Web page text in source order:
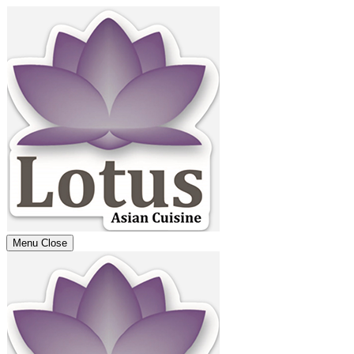
Menu Close